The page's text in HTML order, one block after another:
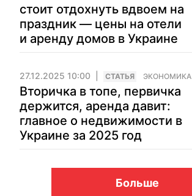
стоит отдохнуть вдвоем на
праздник — цены на отели
и аренду домов в Украине
27.12.2025 10:00 CТАТЬЯ ЭКОНОМИКА
Вторичка в топе, первичка
держится, аренда давит:
главное о недвижимости в
Украине за 2025 год
Больше